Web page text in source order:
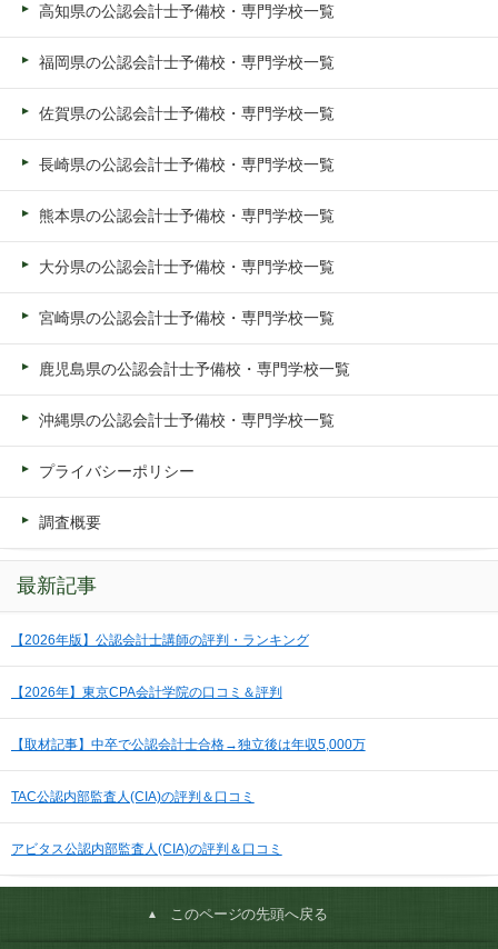
高知県の公認会計士予備校・専門学校一覧
福岡県の公認会計士予備校・専門学校一覧
佐賀県の公認会計士予備校・専門学校一覧
長崎県の公認会計士予備校・専門学校一覧
熊本県の公認会計士予備校・専門学校一覧
大分県の公認会計士予備校・専門学校一覧
宮崎県の公認会計士予備校・専門学校一覧
鹿児島県の公認会計士予備校・専門学校一覧
沖縄県の公認会計士予備校・専門学校一覧
プライバシーポリシー
調査概要
最新記事
【2026年版】公認会計士講師の評判・ランキング
【2026年】東京CPA会計学院の口コミ＆評判
【取材記事】中卒で公認会計士合格→独立後は年収5,000万
TAC公認内部監査人(CIA)の評判＆口コミ
アビタス公認内部監査人(CIA)の評判＆口コミ
このページの先頭へ戻る